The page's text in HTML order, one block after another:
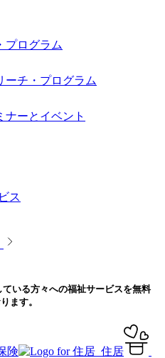
プログラム
ーチ・プログラム
ナーとイベント
ス
いる方々への福祉サービスを無料
ます。
険 住居